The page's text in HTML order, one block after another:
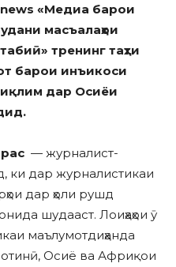
«Медиа барои
масъалаҳои
тренинг таҳти
барои инъикоси
иқлим дар Осиёи
— журналист-
ки дар журналистикаи
дар ҳоли рушд
шудааст. Лоиҳаҳои ӯ
маълумотдиҳанда
Осиё ва Африқои